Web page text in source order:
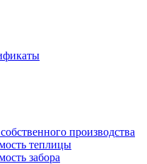
производства
теплицы
забора